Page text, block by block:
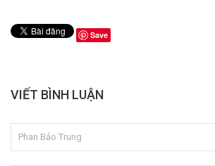
Save
VIẾT BÌNH LUẬN